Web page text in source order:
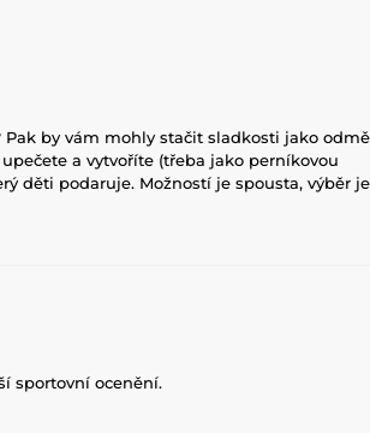
by vám mohly stačit sladkosti jako
a vytvoříte (třeba jako perníkovou
děti podaruje. Možností je spousta, výběr
sportovní ocenění.